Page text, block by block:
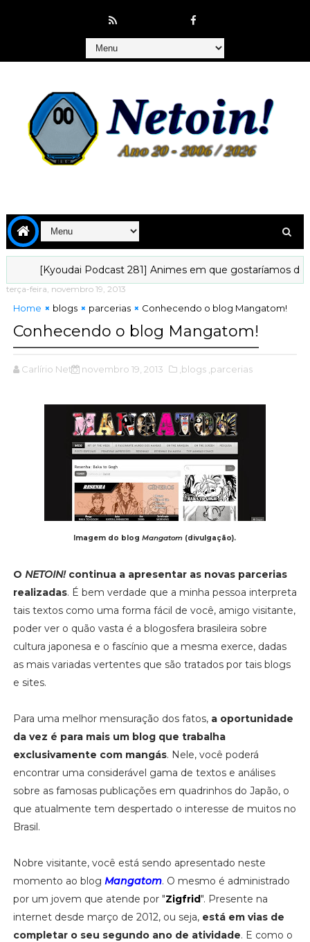
[Kyoudai Podcast 281] Animes em que gostaríamos de
terça-feira, novembro 19, 2013
Home blogs parcerias Conhecendo o blog Mangatom!
Conhecendo o blog Mangatom!
Carlírio Neto novembro 19, 2013 ,blogs ,parcerias
Imagem do blogMangatom (divulgação).
O NETOIN!continua a apresentar as novas parcerias
realizadas. É bem verdade que a minha pessoa interpreta
tais textos como uma forma fácil de você, amigo visitante,
poder ver o quão vasta é a blogosfera brasileira sobre
cultura japonesa e o fascínio que a mesma exerce, dadas
as mais variadas vertentes que são tratados por tais blogs
e sites.
Para uma melhor mensuração dos fatos,a oportunidade
da vez é para mais um blog que trabalha
exclusivamente com mangás. Nele, você poderá
encontrar uma considerável gama de textos e análises
sobre as famosas publicações em quadrinhos do Japão, o
que atualmente tem despertado o interesse de muitos no
Brasil.
Nobre visitante, você está sendo apresentado neste
momento ao blog Mangatom. O mesmo é administrado
por um jovem que atende por "Zigfrid". Presente na
internet desde março de 2012, ou seja, está em vias de
completar o seu segundo ano de atividade. E como o